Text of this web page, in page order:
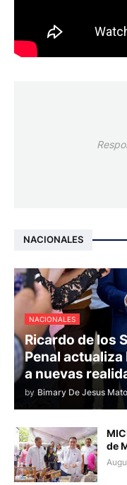
NACIONALES
NACIONALES
Ricardo de los
Penal
a nuevas
by Bimary De Jesus
de